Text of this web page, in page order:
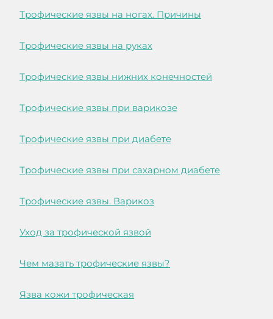
Трофические язвы на ногах. Причины
Трофические язвы на руках
Трофические язвы нижних конечностей
Трофические язвы при варикозе
Трофические язвы при диабете
Трофические язвы при сахарном диабете
Трофические язвы. Варикоз
Уход за трофической язвой
Чем мазать трофические язвы?
Язва кожи трофическая